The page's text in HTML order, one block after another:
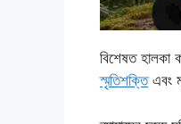
বিশেষত হালকা
স্মৃতিশক্তিএবং